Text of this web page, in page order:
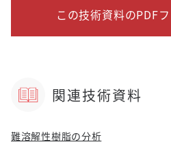
この技術資料のPDF
関連技術資料
難溶解性樹脂の分析